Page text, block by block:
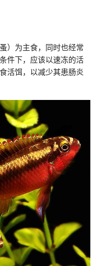
）为主食，同时也经常
件下，应该以速冻的活
活饵，以减少其患肠炎